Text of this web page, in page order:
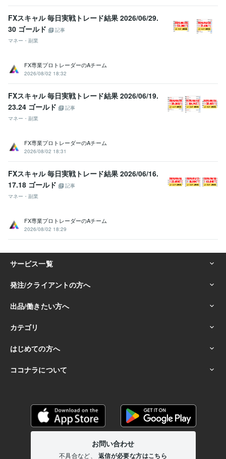
Web制作・HP作成・EC構築 STUDIOによるWEBサイト制作
Word
PressによるWEBサイト制作
ペライチによるWEBサイト制作
Wix
BASE
ビジネス 恋愛 仕事 Web ホームページ
STUDIO
WordPress ペライチ
学歴
明治学院大学
FXスキャル 毎日実戦トレード結果 2026/06/29.
30 ゴールド
記事
マネー・副業
FX専業プロトレーダーのAチーム
2026/08/02 18:32
FXスキャル 毎日実戦トレード結果 2026/06/19.
23.24 ゴールド
記事
マネー・副業
FX専業プロトレーダーのAチーム
2026/08/02 18:31
FXスキャル 毎日実戦トレード結果 2026/06/16.
17.18 ゴールド
記事
マネー・副業
FX専業プロトレーダーのAチーム
2026/08/02 18:29